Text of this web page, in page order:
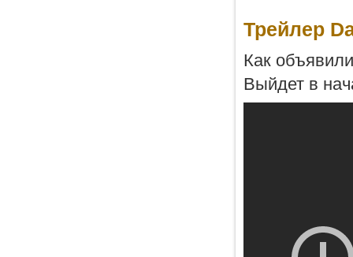
Трейлер
Как
Выйдет в